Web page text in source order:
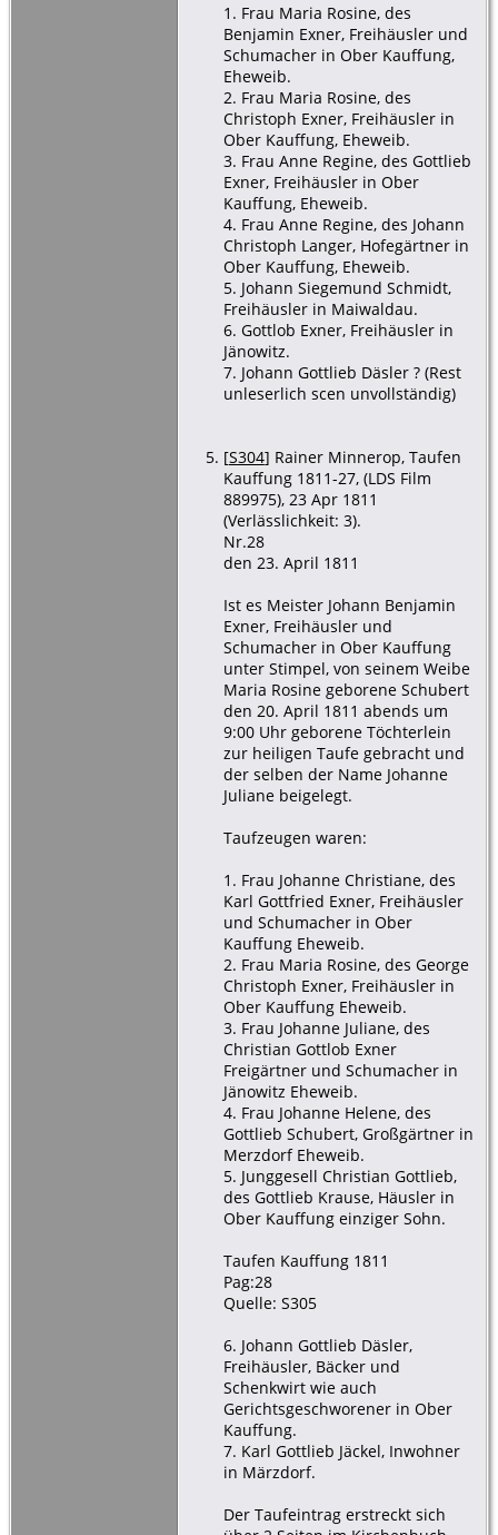
1. Frau Maria Rosine, des
Benjamin Exner, Freihäusler und
Schumacher in Ober Kauffung,
Eheweib.
2. Frau Maria Rosine, des
Christoph Exner, Freihäusler in
Ober Kauffung, Eheweib.
3. Frau Anne Regine, des Gottlieb
Exner, Freihäusler in Ober
Kauffung, Eheweib.
4. Frau Anne Regine, des Johann
Christoph Langer, Hofegärtner in
Ober Kauffung, Eheweib.
5. Johann Siegemund Schmidt,
Freihäusler in Maiwaldau.
6. Gottlob Exner, Freihäusler in
Jänowitz.
7. Johann Gottlieb Däsler ? (Rest
unleserlich scen unvollständig)
[S304] Rainer Minnerop, Taufen
Kauffung 1811-27, (LDS Film
889975), 23 Apr 1811
(Verlässlichkeit: 3).
Nr.28
den 23. April 1811
Ist es Meister Johann Benjamin
Exner, Freihäusler und
Schumacher in Ober Kauffung
unter Stimpel, von seinem Weibe
Maria Rosine geborene Schubert
den 20. April 1811 abends um
9:00 Uhr geborene Töchterlein
zur heiligen Taufe gebracht und
der selben der Name Johanne
Juliane beigelegt.
Taufzeugen waren:
1. Frau Johanne Christiane, des
Karl Gottfried Exner, Freihäusler
und Schumacher in Ober
Kauffung Eheweib.
2. Frau Maria Rosine, des George
Christoph Exner, Freihäusler in
Ober Kauffung Eheweib.
3. Frau Johanne Juliane, des
Christian Gottlob Exner
Freigärtner und Schumacher in
Jänowitz Eheweib.
4. Frau Johanne Helene, des
Gottlieb Schubert, Großgärtner in
Merzdorf Eheweib.
5. Junggesell Christian Gottlieb,
des Gottlieb Krause, Häusler in
Ober Kauffung einziger Sohn.
Taufen Kauffung 1811
Pag:28
Quelle: S305
6. Johann Gottlieb Däsler,
Freihäusler, Bäcker und
Schenkwirt wie auch
Gerichtsgeschworener in Ober
Kauffung.
7. Karl Gottlieb Jäckel, Inwohner
in Märzdorf.
Der Taufeintrag erstreckt sich